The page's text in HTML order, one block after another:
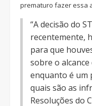
prematuro fazer essa
“A decisão do
recentemente,
para que
sobre o
enquanto é um
quais são as
Resoluções do